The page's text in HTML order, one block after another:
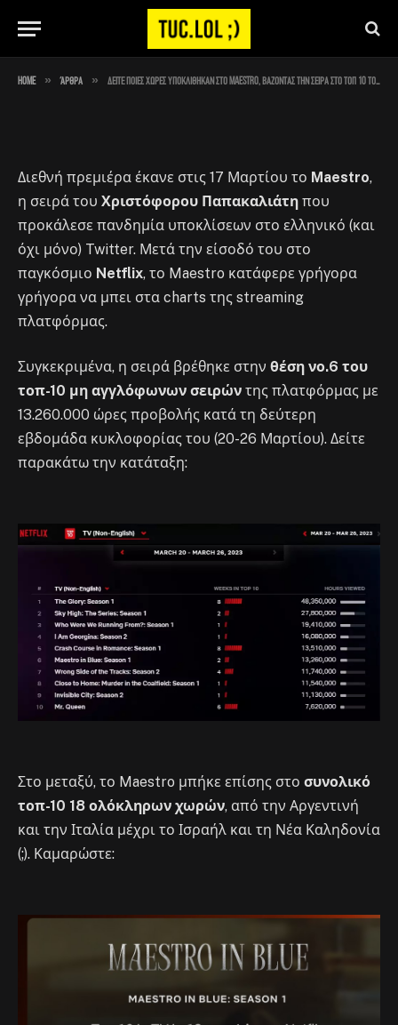
Home » Άρθρα » Δείτε ποιες χώρες υποκλίθηκαν στο Maestro, βάζοντας την σειρά στο τοπ 10 του Netflix τους
τοπ 10 του Netflix τους
Διεθνή πρεμιέρα έκανε στις 17 Μαρτίου το Maestro,
η σειρά του Χριστόφορου Παπακαλιάτη που
προκάλεσε πανδημία υποκλίσεων στο ελληνικό (και
όχι μόνο) Twitter. Μετά την είσοδό του στο
παγκόσμιο Netflix, το Maestro κατάφερε γρήγορα
γρήγορα να μπει στα charts της streaming
πλατφόρμας.
Συγκεκριμένα, η σειρά βρέθηκε στην θέση νο.6 του
τοπ-10 μη αγγλόφωνων σειρών της πλατφόρμας με
13.260.000 ώρες προβολής κατά τη δεύτερη
εβδομάδα κυκλοφορίας του (20-26 Μαρτίου). Δείτε
παρακάτω την κατάταξη:
Στο μεταξύ, το Maestro μπήκε επίσης στο συνολικό
τοπ-10 18 ολόκληρων χωρών, από την Αργεντινή
και την Ιταλία μέχρι το Ισραήλ και τη Νέα Καληδονία
(;). Καμαρώστε: